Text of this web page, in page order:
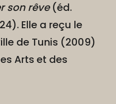
son rêve(éd.
Elle a reçu le
de Tunis (2009)
Arts et des